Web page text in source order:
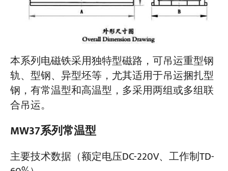
本系列电磁铁采用独特型磁路，可吊运重型钢
轨、型钢、异型坯等，尤其适用于吊运捆扎型
钢，有常温型和高温型，多采用两组或多组联
合吊运。
MW37系列常温型
主要技术数据（额定电压DC-220V、工作制TD-